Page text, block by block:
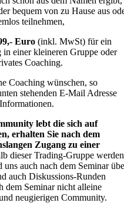
bequem von zu Hause aus
teilnehmen,
Euro (inkl. MwSt) für ein
einer kleineren Gruppe oder
Coaching.
Coaching wünschen, so
stehenden E-Mail Adresse
lebt die sich auf
erhalten Sie nach dem
Zugang zu einer
dieser Trading-Gruppe werden
auch nach dem Seminar
auch Diskussions-Runden
dem Seminar nicht alleine
neugierigen Community.